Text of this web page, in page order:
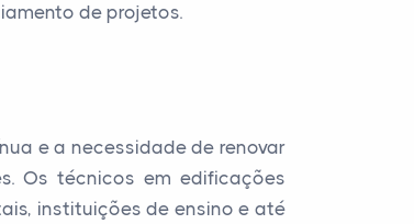
de projetos.
e a necessidade de renovar
Os técnicos em edificações
instituições de ensino e até